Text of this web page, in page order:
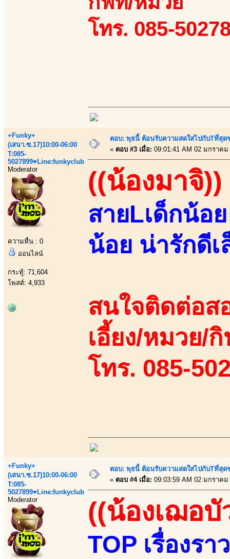
โทร. 085-
+Funky+
(เสนา.ซ.17)10:00-06:00
T:085-
5027899♥Line:funkyclub
Moderator
ความหื่น : 0
ออนไลน์
กระทู้: 71,604
โพสต์: 4,933
ตอบ: พุธนี้ ต้อนรับความสดใสไปกับTที่สุด
« ตอบ #3 เมื่อ: 09:01:41 AM 02 มกราคม
((น้องมาจิ))
สายLเด็กน้อ
น้อย น่ารักดีเ
สนใจติดต่อส
เอี้ยง/หมวย/
โทร. 085-
+Funky+
(เสนา.ซ.17)10:00-06:00
T:085-
5027899♥Line:funkyclub
Moderator
ตอบ: พุธนี้ ต้อนรับความสดใสไปกับTที่สุด
« ตอบ #4 เมื่อ: 09:03:59 AM 02 มกราคม
((น้องเฌอบั
TOP เรื่องร